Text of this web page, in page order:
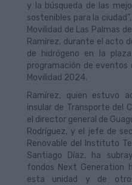
y la búsqueda de las
sostenibles para la
Movilidad de Las Palmas
Ramírez, durante el acto
de hidrógeno en la
programación de eventos
Movilidad 2024.
Ramírez, quien estuvo
insular de Transporte del
el director general de
Rodríguez, y el jefe de
Renovable del Instituto
Santiago Díaz, ha
fondos Next Generation
esta unidad y de